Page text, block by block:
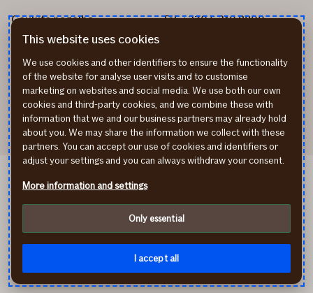
Gaukite pagalbą
Praneškite apie įvykį
partneriai
Sveikatos draudimo
partneriai
Tel. +370 5 210 8800
Apmokėjimo būdai
Atsiliepimai
Rekvizitai
If Apdrošināšana LV
Privatumo politika
Slapukai (cookies)
Prieinamumo informacija
facebook
instagram
youtubelinkedin
© If P&C Insurance AS filialas
This website uses cookies
We use cookies and other identifiers to ensure the functionality
of the website for analyse user visits and to customise
marketing on websites and social media. We use both our own
cookies and third-party cookies, and we combine these with
information that we and our business partners may already hold
about you. We may share the information we collect with these
partners. You can accept our use of cookies and identifiers or
adjust your settings and you can always withdraw your consent.
More information and settings
Only essential
I accept all